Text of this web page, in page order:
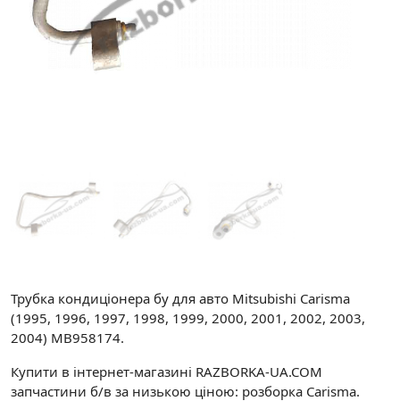
Трубка кондиціонера бу для авто Mitsubishi Carisma
(1995, 1996, 1997, 1998, 1999, 2000, 2001, 2002, 2003,
2004) MB958174.
Купити в інтернет-магазині RAZBORKA-UA.COM
запчастини б/в за низькою ціною: розборка Carisma.